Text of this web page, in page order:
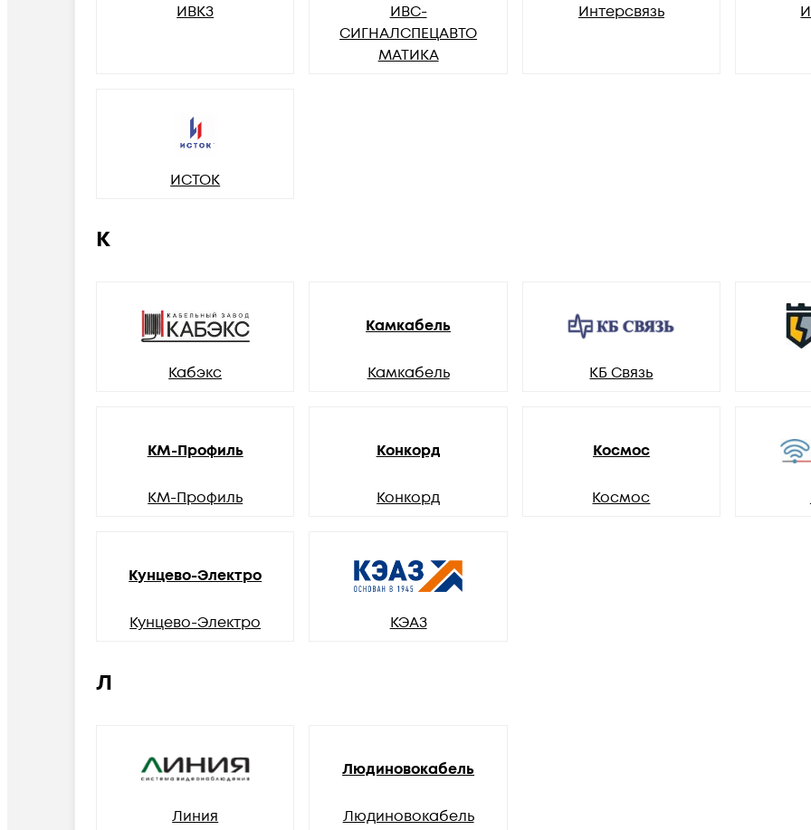
ИВКЗ
ИВС-
СИГНАЛСПЕЦАВТО
МАТИКА
Интерсвязь
ИСТОК
К
Кабэкс
Камкабель
Камкабель КБ Связь
КМ-Профиль
КМ-Профиль
Конкорд
Конкорд
Космос
Космос
Кунцево-Электро
Кунцево-Электро КЭАЗ
Л
Линия
Людиновокабель
Людиновокабель